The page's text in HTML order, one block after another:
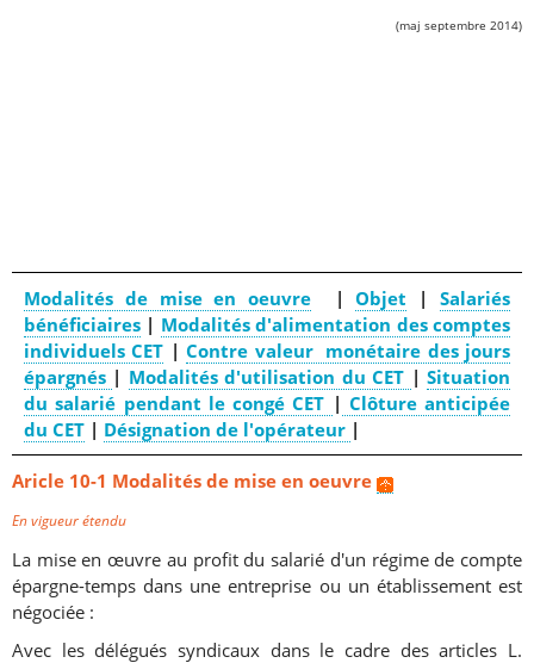
(maj septembre 2014)
Modalités de mise en oeuvre |Objet |Salariés
bénéficiaires | Modalités d'alimentation des comptes
individuels CET |Contre valeur monétaire des jours
épargnés | Modalités d'utilisation du CET |Situation
du salarié pendant le congé CET | Clôture anticipée
du CET | Désignation de l'opérateur |
Aricle 10-1 Modalités de mise en oeuvre
En vigueur étendu
La mise en œuvre au profit du salarié d'un régime de compte
épargne-temps dans une entreprise ou un établissement est
négociée :
Avec les délégués syndicaux dans le cadre des articles L.